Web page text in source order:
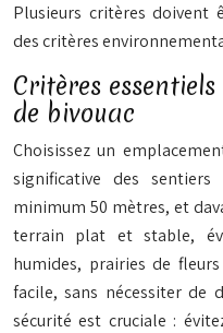
Plusieurs critères
des critères
Critères
de bivouac
Choisissez un
significative des
minimum 50 mètres, et
terrain plat et stable,
humides, prairies de fleurs
facile, sans nécessiter de
sécurité est cruciale :